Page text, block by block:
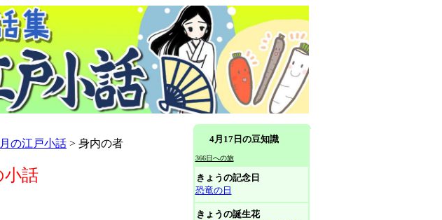
の江戸小話 > 身内の者
小話
4月17日の豆知識
366日への旅
きょうの記念日
恐竜の日
きょうの誕生花